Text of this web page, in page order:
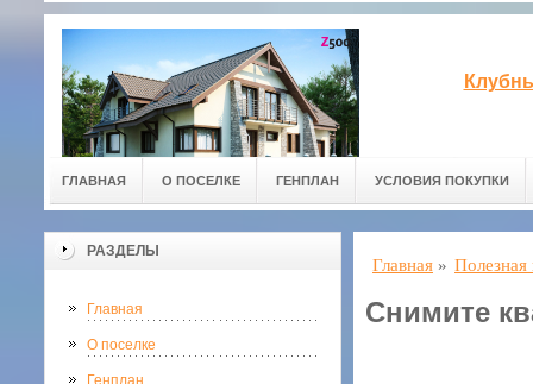
ГЛАВНАЯ О ПОСЕЛКЕ ГЕНПЛАН УСЛОВИЯ ПОКУПКИ
РАЗДЕЛЫ
Главная
О поселке
Генплан
Главная »
Снимите